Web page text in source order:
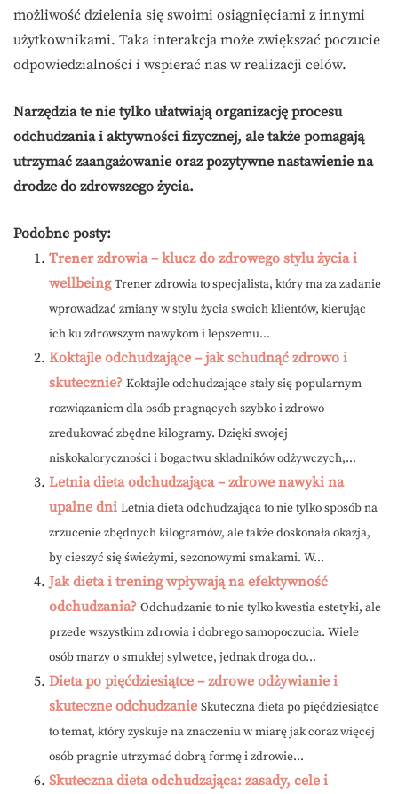
możliwość dzielenia się swoimi osiągnięciami z innymi
użytkownikami. Taka interakcja może zwiększać poczucie
odpowiedzialności i wspierać nas w realizacji celów.
Narzędzia te nie tylko ułatwiają organizację procesu
odchudzania i aktywności fizycznej, ale także pomagają
utrzymać zaangażowanie oraz pozytywne nastawienie na
drodze do zdrowszego życia.
Podobne posty:
Trener zdrowia – klucz do zdrowego stylu życia i
wellbeing Trener zdrowia to specjalista, który ma za zadanie
wprowadzać zmiany w stylu życia swoich klientów, kierując
ich ku zdrowszym nawykom i lepszemu...
Koktajle odchudzające – jak schudnąć zdrowo i
skutecznie? Koktajle odchudzające stały się popularnym
rozwiązaniem dla osób pragnących szybko i zdrowo
zredukować zbędne kilogramy. Dzięki swojej
niskokaloryczności i bogactwu składników odżywczych,...
Letnia dieta odchudzająca – zdrowe nawyki na
upalne dni Letnia dieta odchudzająca to nie tylko sposób na
zrzucenie zbędnych kilogramów, ale także doskonała okazja,
by cieszyć się świeżymi, sezonowymi smakami. W...
Jak dieta i trening wpływają na efektywność
odchudzania? Odchudzanie to nie tylko kwestia estetyki, ale
przede wszystkim zdrowia i dobrego samopoczucia. Wiele
osób marzy o smukłej sylwetce, jednak droga do...
Dieta po pięćdziesiątce – zdrowe odżywianie i
skuteczne odchudzanie Skuteczna dieta po pięćdziesiątce
to temat, który zyskuje na znaczeniu w miarę jak coraz więcej
osób pragnie utrzymać dobrą formę i zdrowie...
Skuteczna dieta odchudzająca: zasady, cele i